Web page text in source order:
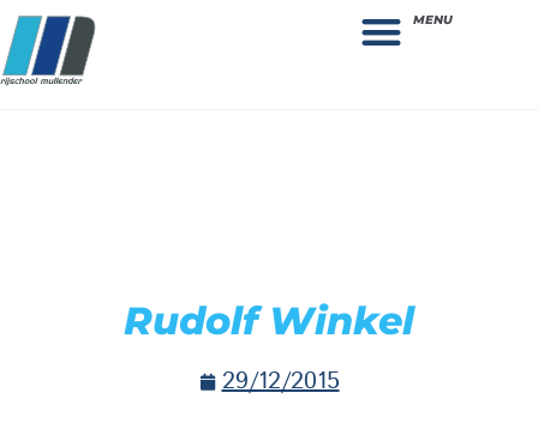
MENU
Rudolf Winkel
29/12/2015